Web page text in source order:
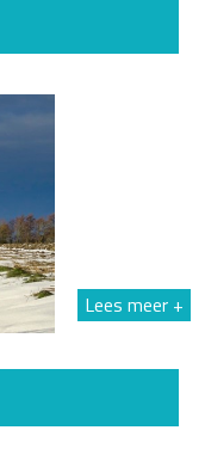
Lees meer +